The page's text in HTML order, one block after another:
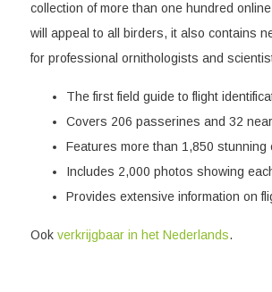
collection of more than one hundred
will appeal to all birders, it also contains
for professional ornithologists and
The first field guide to flight
Covers 206 passerines and 32
Features more than 1,850 stunning
Includes 2,000 photos showing
Provides extensive information on
Ook verkrijgbaar in het Nederlands.